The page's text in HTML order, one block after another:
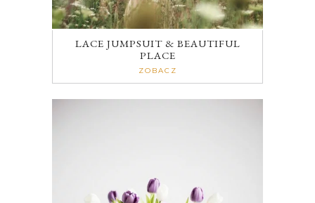
LACE JUMPSUIT & BEAUTIFUL
PLACE
ZOBACZ